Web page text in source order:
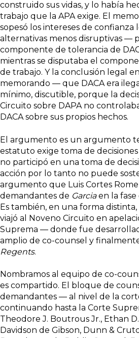
construido sus vidas, y lo había
trabajo que la APA exige. El
sopesó los intereses de confianza
alternativas menos disruptivas —
componente de tolerancia de
mientras se disputaba el
de trabajo. Y la conclusión legal
memorando — que DACA era
mínimo, discutible, porque la
Circuito sobre DAPA no
DACA sobre sus propios hechos.
El argumento es un argumento
estatuto exige toma de
no participó en una toma de
acción por lo tanto no puede
argumento que Luis Cortes
demandantes de Garciaen la fase
Es también, en una forma
viajó al Noveno Circuito en
Suprema — donde fue
amplio de co-counsel y
Regents.
Nombramos al equipo de co-
es compartido. El bloque de
demandantes — al nivel de la
continuando hasta la Corte
Theodore J. Boutrous Jr., Ethan
Davidson de Gibson, Dunn &